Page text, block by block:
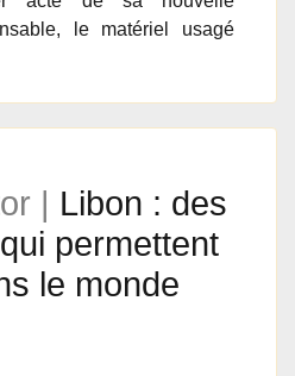
le matériel usagé
| Libon : des
permettent
le monde